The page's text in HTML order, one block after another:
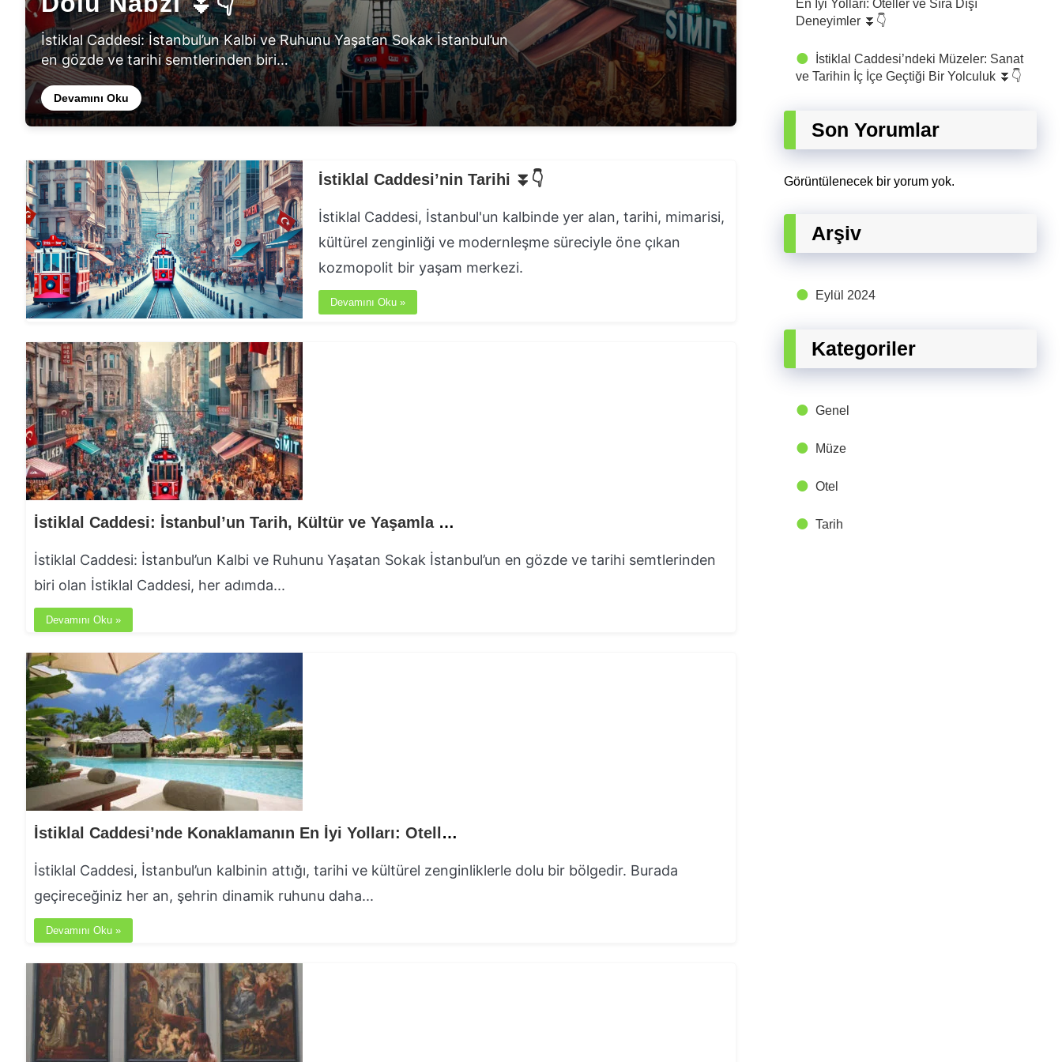
İstiklal Caddesi: İstanbul’un Kalbi ve Ruhunu Yaşatan Sokak İstanbul’un
en gözde ve tarihi semtlerinden biri…
Devamını Oku
İstiklal Caddesi’nin Tarihi ⏬👇
İstiklal Caddesi, İstanbul'un kalbinde yer alan, tarihi, mimarisi,
kültürel zenginliği ve modernleşme süreciyle öne çıkan
kozmopolit bir yaşam merkezi.
Devamını Oku »
İstiklal Caddesi: İstanbul’un Tarih, Kültür ve Yaşamla Dolu Nabzı ⏬👇
İstiklal Caddesi: İstanbul’un Kalbi ve Ruhunu Yaşatan Sokak İstanbul’un en gözde ve tarihi semtlerinden
biri olan İstiklal Caddesi, her adımda...
Devamını Oku »
İstiklal Caddesi’nde Konaklamanın En İyi Yolları: Oteller ve Sıra Dışı Deneyimler ⏬👇
İstiklal Caddesi, İstanbul’un kalbinin attığı, tarihi ve kültürel zenginliklerle dolu bir bölgedir. Burada
geçireceğiniz her an, şehrin dinamik ruhunu daha...
Devamını Oku »
En İyi Yolları: Oteller ve Sıra Dışı
Deneyimler ⏬👇
İstiklal Caddesi’ndeki Müzeler: Sanat
ve Tarihin İç İçe Geçtiği Bir Yolculuk ⏬👇
Son Yorumlar
Görüntülenecek bir yorum yok.
Arşiv
Eylül 2024
Kategoriler
Genel
Müze
Otel
Tarih